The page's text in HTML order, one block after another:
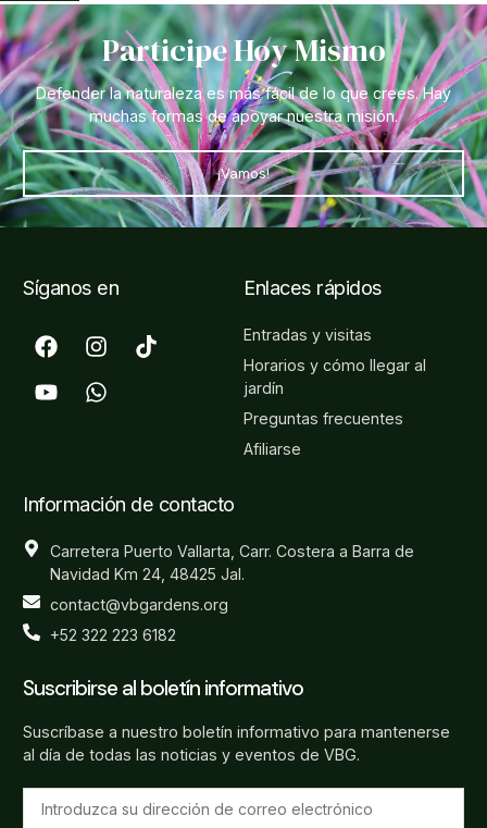
Participe Hoy Mismo
Defender la naturaleza es más fácil de lo que crees. Hay
muchas formas de apoyar nuestra misión.
¡Vamos!
Síganos en Enlaces rápidos
Entradas y visitas
Horarios y cómo llegar al
jardín
Preguntas frecuentes
Afiliarse
Información de contacto
Carretera Puerto Vallarta, Carr. Costera a Barra de
Navidad Km 24, 48425 Jal.
contact@vbgardens.org
+52 322 223 6182
Suscribirse al boletín informativo
Suscríbase a nuestro boletín informativo para mantenerse
al día de todas las noticias y eventos de VBG.